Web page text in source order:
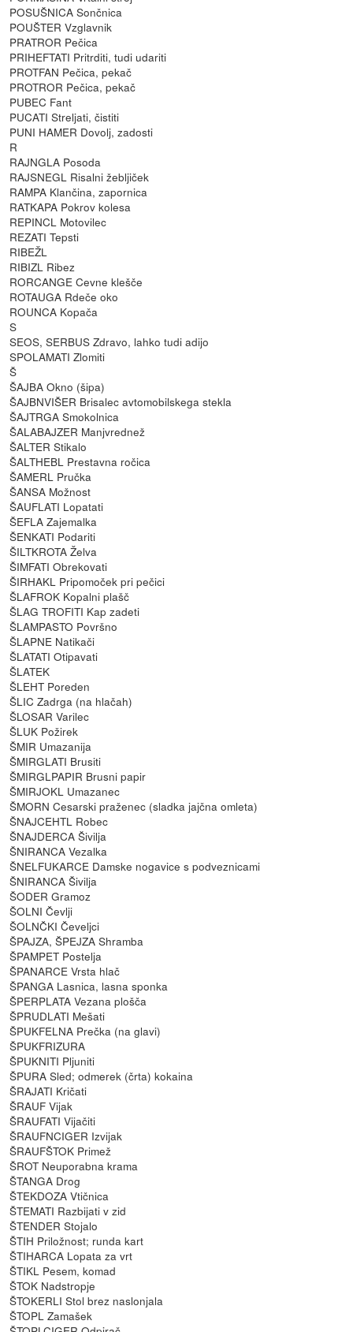
POSUŠNICA Sončnica
POUŠTER Vzglavnik
PRATROR Pečica
PRIHEFTATI Pritrditi, tudi udariti
PROTFAN Pečica, pekač
PROTROR Pečica, pekač
PUBEC Fant
PUCATI Streljati, čistiti
PUNI HAMER Dovolj, zadosti
R
RAJNGLA Posoda
RAJSNEGL Risalni žebljiček
RAMPA Klančina, zapornica
RATKAPA Pokrov kolesa
REPINCL Motovilec
REZATI Tepsti
RIBEŽL
RIBIZL Ribez
RORCANGE Cevne klešče
ROTAUGA Rdeče oko
ROUNCA Kopača
S
SEOS, SERBUS Zdravo, lahko tudi adijo
SPOLAMATI Zlomiti
Š
ŠAJBA Okno (šipa)
ŠAJBNVIŠER Brisalec avtomobilskega stekla
ŠAJTRGA Smokolnica
ŠALABAJZER Manjvrednež
ŠALTER Stikalo
ŠALTHEBL Prestavna ročica
ŠAMERL Pručka
ŠANSA Možnost
ŠAUFLATI Lopatati
ŠEFLA Zajemalka
ŠENKATI Podariti
ŠILTKROTA Želva
ŠIMFATI Obrekovati
ŠIRHAKL Pripomoček pri pečici
ŠLAFROK Kopalni plašč
ŠLAG TROFITI Kap zadeti
ŠLAMPASTO Površno
ŠLAPNE Natikači
ŠLATATI Otipavati
ŠLATEK
ŠLEHT Poreden
ŠLIC Zadrga (na hlačah)
ŠLOSAR Varilec
ŠLUK Požirek
ŠMIR Umazanija
ŠMIRGLATI Brusiti
ŠMIRGLPAPIR Brusni papir
ŠMIRJOKL Umazanec
ŠMORN Cesarski praženec (sladka jajčna omleta)
ŠNAJCEHTL Robec
ŠNAJDERCA Šivilja
ŠNIRANCA Vezalka
ŠNELFUKARCE Damske nogavice s podveznicami
ŠNIRANCA Šivilja
ŠODER Gramoz
ŠOLNI Čevlji
ŠOLNČKI Čeveljci
ŠPAJZA, ŠPEJZA Shramba
ŠPAMPET Postelja
ŠPANARCE Vrsta hlač
ŠPANGA Lasnica, lasna sponka
ŠPERPLATA Vezana plošča
ŠPRUDLATI Mešati
ŠPUKFELNA Prečka (na glavi)
ŠPUKFRIZURA
ŠPUKNITI Pljuniti
ŠPURA Sled; odmerek (črta) kokaina
ŠRAJATI Kričati
ŠRAUF Vijak
ŠRAUFATI Vijačiti
ŠRAUFNCIGER Izvijak
ŠRAUFŠTOK Primež
ŠROT Neuporabna krama
ŠTANGA Drog
ŠTEKDOZA Vtičnica
ŠTEMATI Razbijati v zid
ŠTENDER Stojalo
ŠTIH Priložnost; runda kart
ŠTIHARCA Lopata za vrt
ŠTIKL Pesem, komad
ŠTOK Nadstropje
ŠTOKERLI Stol brez naslonjala
ŠTOPL Zamašek